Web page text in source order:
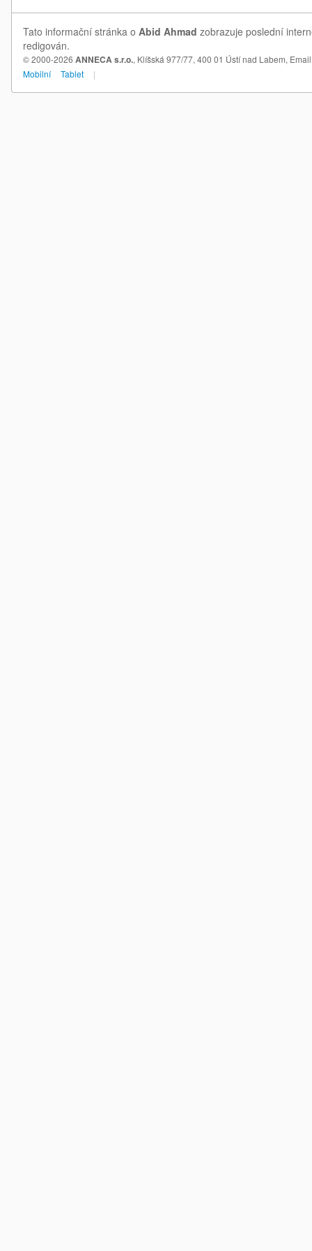
Tato informační stránka o Abid Ahmad zobrazuje poslední
redigován.
© 2000-2026 ANNECA s.r.o., Klíšská 977/77, 400 01 Ústí nad Labem,
Mobilní
Tablet |